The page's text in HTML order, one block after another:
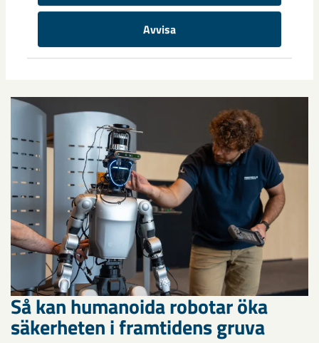
Avvisa
Relaterat innehåll
Så kan humanoida robotar öka
säkerheten i framtidens gruva